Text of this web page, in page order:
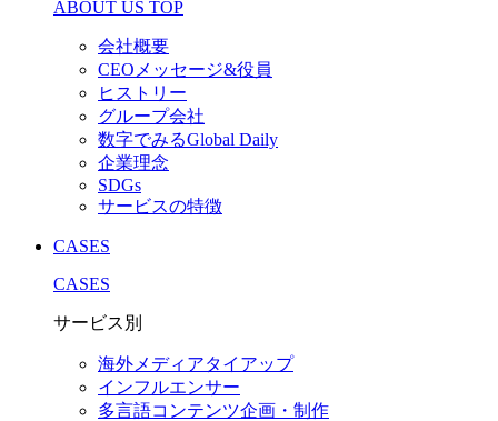
ABOUT US TOP
会社概要
CEOメッセージ&役員
ヒストリー
グループ会社
数字でみるGlobal Daily
企業理念
SDGs
サービスの特徴
CASES
CASES
サービス別
海外メディアタイアップ
インフルエンサー
多言語コンテンツ企画・制作